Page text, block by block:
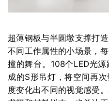
超薄钢板与半圆墩支撑打
不同工作属性的小场景，
撞的舞台。108个LED光
成的S形吊灯，将空间再
度变化出不同的视觉感受